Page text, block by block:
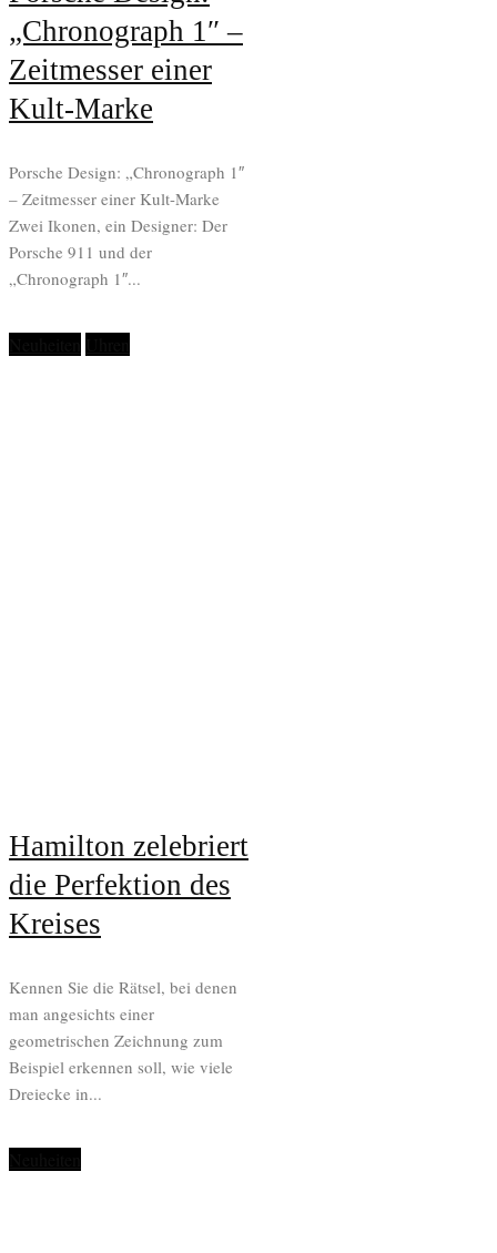
„Chronograph 1″ –
Zeitmesser einer
Kult-Marke
Porsche Design: „Chronograph 1″
– Zeitmesser einer Kult-Marke
Zwei Ikonen, ein Designer: Der
Porsche 911 und der
„Chronograph 1″...
Hamilton zelebriert
die Perfektion des
Kreises
Kennen Sie die Rätsel, bei denen
man angesichts einer
geometrischen Zeichnung zum
Beispiel erkennen soll, wie viele
Dreiecke in...